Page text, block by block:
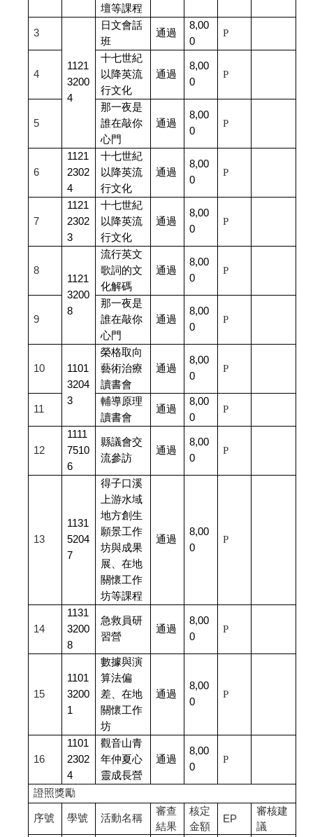
壇等課程
3
1121
3200
4
日文會話
班
通過
8,00
0
P
4
十七世紀
以降英流
行文化
通過
8,00
0
P
5
那一夜是
誰在敲你
心門
通過
8,00
0
P
6
1121
2302
4
十七世紀
以降英流
行文化
通過
8,00
0
P
7
1121
2302
3
十七世紀
以降英流
行文化
通過
8,00
0
P
8
1121
3200
8
流行英文
歌詞的文
化解碼
通過
8,00
0
P
9
那一夜是
誰在敲你
心門
通過
8,00
0
P
10
1101
3204
3
榮格取向
藝術治療
讀書會
通過
8,00
0
P
11
輔導原理
讀書會
通過
8,00
0
P
12
1111
7510
6
縣議會交
流參訪
通過
8,00
0
P
13
1131
5204
7
得子口溪
上游水域
地方創生
願景工作
坊與成果
展、在地
關懷工作
坊等課程
通過
8,00
0
P
14
1131
3200
8
急救員研
習營
通過
8,00
0
P
15
1101
3200
1
數據與演
算法偏
差、在地
關懷工作
坊
通過
8,00
0
P
16
1101
2302
4
觀音山青
年仲夏心
靈成長營
通過
8,00
0
P
證照獎勵
序號 學號 活動名稱
審查
結果
核定
金額
EP
審核建
議